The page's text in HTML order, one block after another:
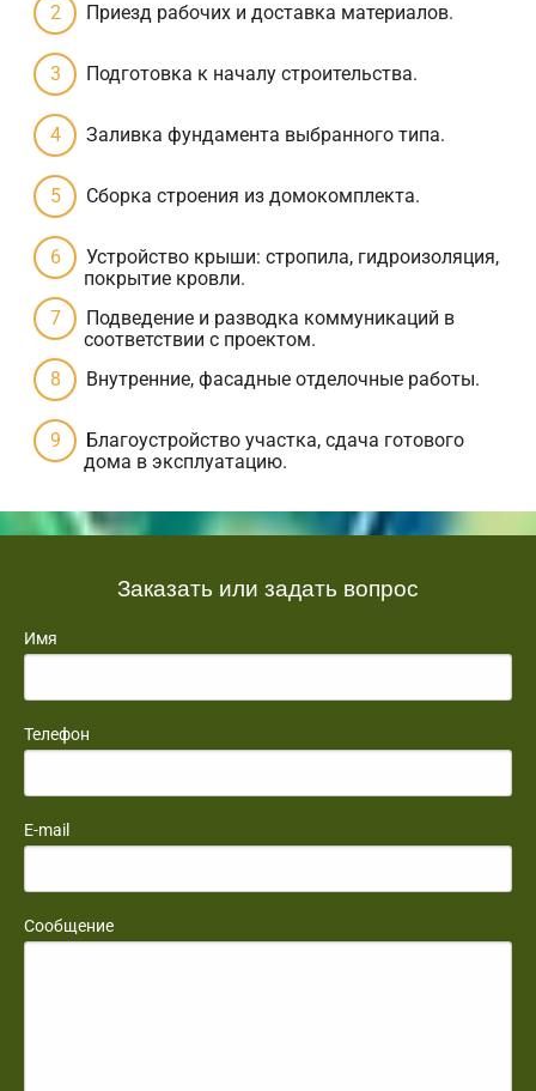
Приезд рабочих и доставка материалов.
Подготовка к началу строительства.
Заливка фундамента выбранного типа.
Сборка строения из домокомплекта.
Устройство крыши: стропила, гидроизоляция,
покрытие кровли.
Подведение и разводка коммуникаций в
соответствии с проектом.
Внутренние, фасадные отделочные работы.
Благоустройство участка, сдача готового
дома в эксплуатацию.
Заказать или задать вопрос
Имя
Телефон
E-mail
Сообщение